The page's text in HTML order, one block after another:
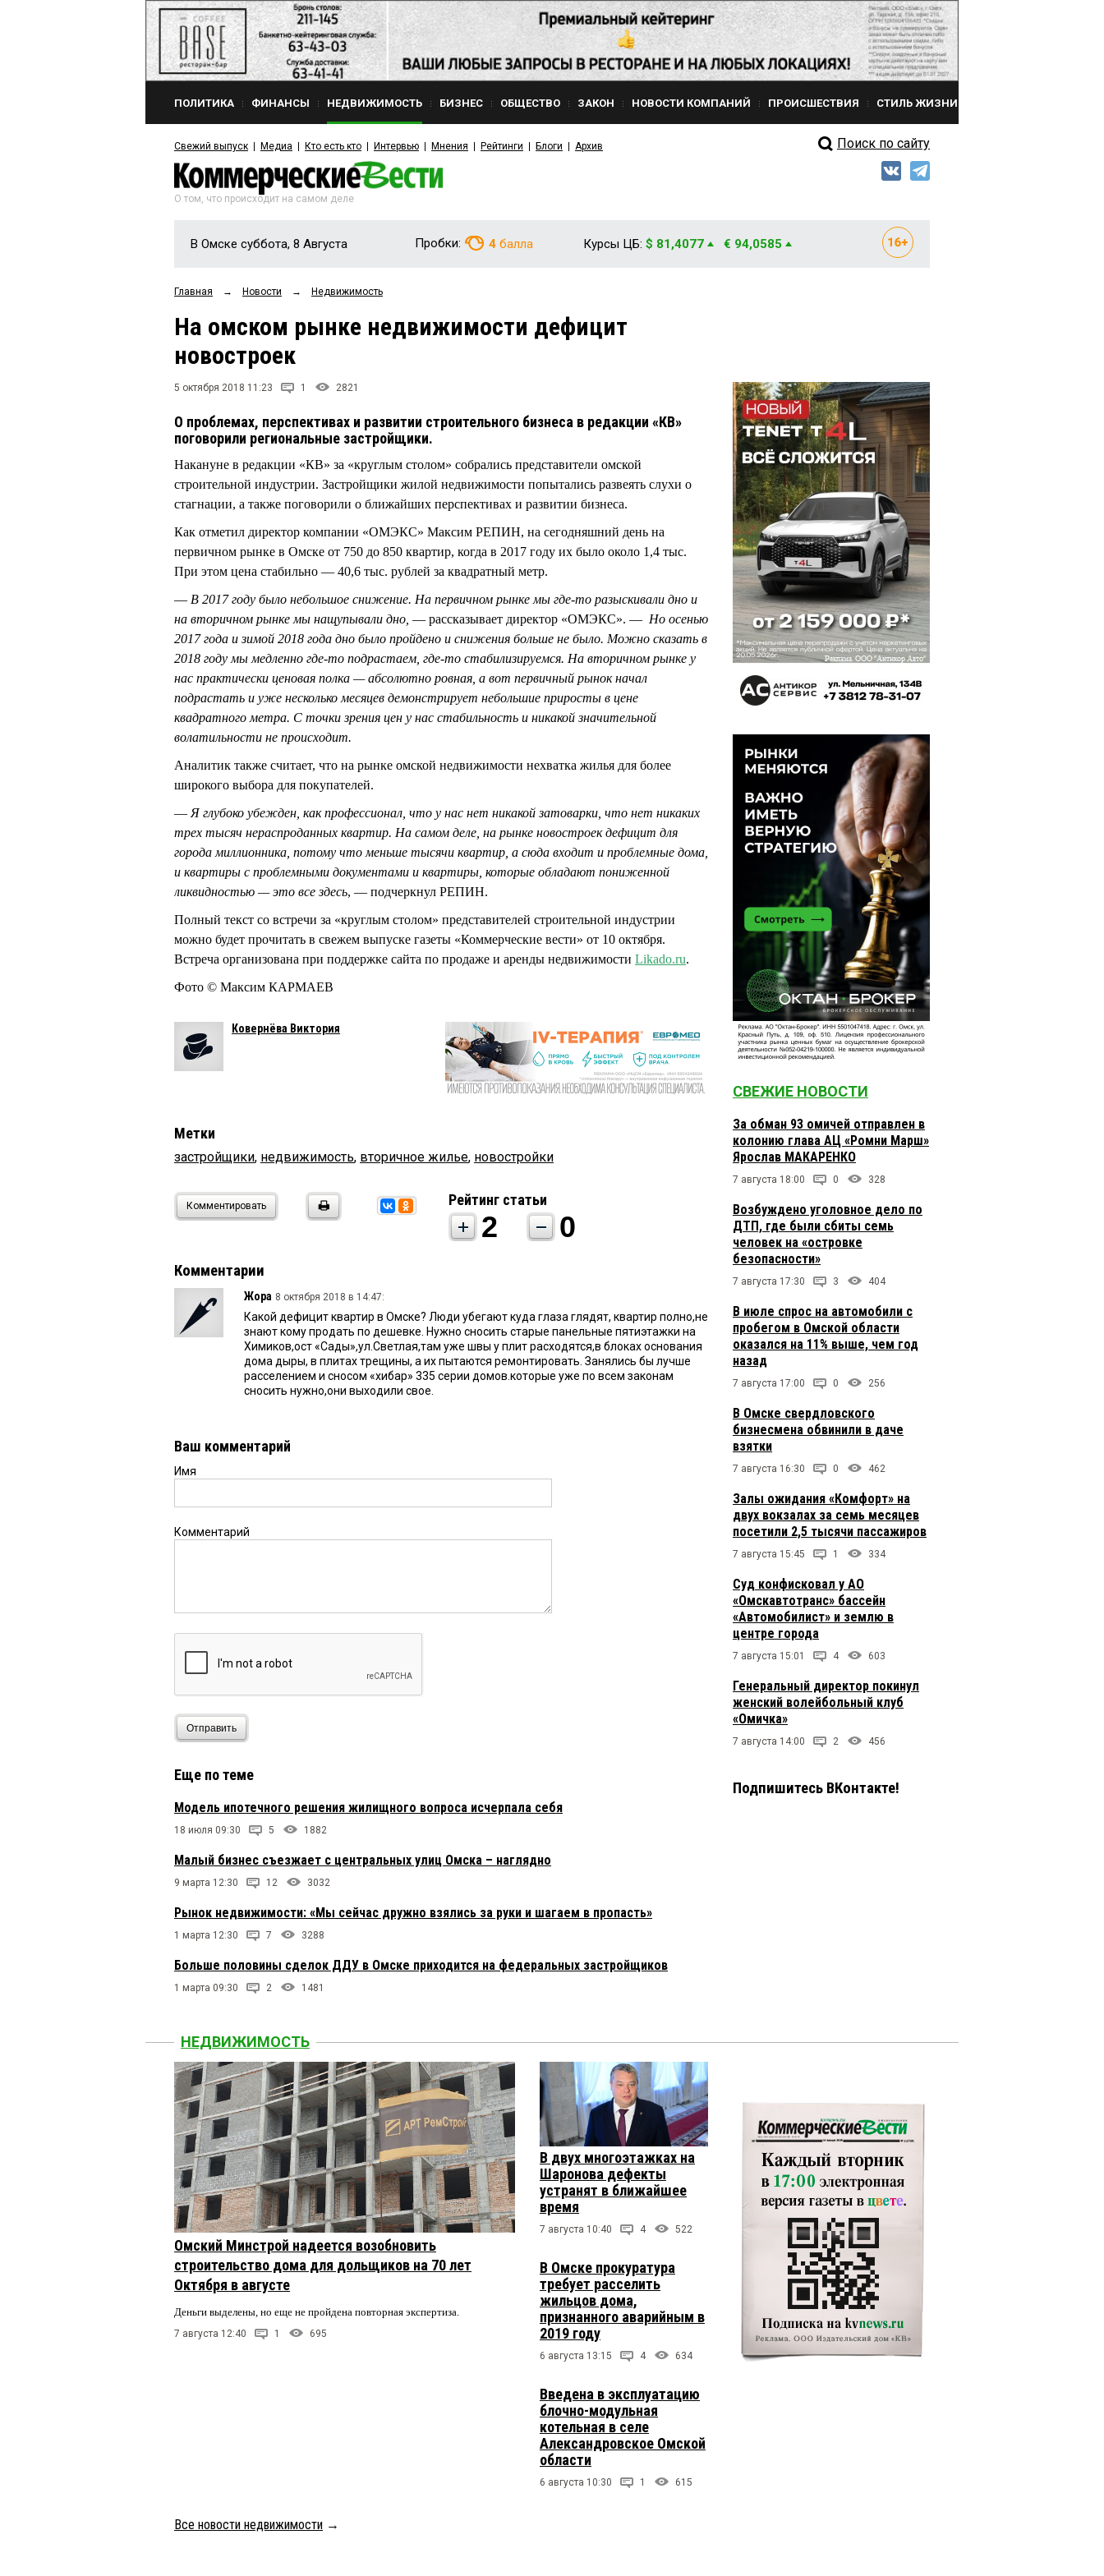
ПОЛИТИКА ФИНАНСЫ НЕДВИЖИМОСТЬ БИЗНЕС ОБЩЕСТВО ЗАКОН НОВОСТИ КОМПАНИЙ ПРОИСШЕСТВИЯ СТИЛЬ ЖИЗНИ
Свежий выпуск Медиа Кто есть кто Интервью Мнения Рейтинги Блоги Архив Поиск по сайту
О том, что происходит на самом деле
В Омске суббота, 8 Августа Пробки: 4 балла Курсы ЦБ: $ 81,4077 € 94,0585
Главная → Новости → Недвижимость
На омском рынке недвижимости дефицит
новостроек
5 октября 2018 11:23 1 2821
О проблемах, перспективах и развитии строительного бизнеса в редакции «КВ»
поговорили региональные застройщики.
Накануне в редакции «КВ» за «круглым столом» собрались представители омской
строительной индустрии. Застройщики жилой недвижимости попытались развеять слухи о
стагнации, а также поговорили о ближайших перспективах и развитии бизнеса.
Как отметил директор компании «ОМЭКС» Максим РЕПИН, на сегодняшний день на
первичном рынке в Омске от 750 до 850 квартир, когда в 2017 году их было около 1,4 тыс.
При этом цена стабильно — 40,6 тыс. рублей за квадратный метр.
— В 2017 году было небольшое снижение. На первичном рынке мы где-то разыскивали дно и
на вторичном рынке мы нащупывали дно, — рассказывает директор «ОМЭКС». — Но осенью
2017 года и зимой 2018 года дно было пройдено и снижения больше не было. Можно сказать в
2018 году мы медленно где-то подрастаем, где-то стабилизируемся. На вторичном рынке у
нас практически ценовая полка — абсолютно ровная, а вот первичный рынок начал
подрастать и уже несколько месяцев демонстрирует небольшие приросты в цене
квадратного метра. С точки зрения цен у нас стабильность и никакой значительной
волатильности не происходит.
Аналитик также считает, что на рынке омской недвижимости нехватка жилья для более
широкого выбора для покупателей.
— Я глубоко убежден, как профессионал, что у нас нет никакой затоварки, что нет никаких
трех тысяч нераспроданных квартир. На самом деле, на рынке новостроек дефицит для
города миллионника, потому что меньше тысячи квартир, а сюда входит и проблемные дома,
и квартиры с проблемными документами и квартиры, которые обладают пониженной
ликвидностью — это все здесь, — подчеркнул РЕПИН.
Полный текст со встречи за «круглым столом» представителей строительной индустрии
можно будет прочитать в свежем выпуске газеты «Коммерческие вести» от 10 октября.
Встреча организована при поддержке сайта по продаже и аренды недвижимости Likado.ru.
Фото © Максим КАРМАЕВ
Ковернёва Виктория
Метки
застройщики, недвижимость, вторичное жилье, новостройки
Комментировать Рейтинг статьи
2 0
Комментарии
Жора 8 октября 2018 в 14:47:
Какой дефицит квартир в Омске? Люди убегают куда глаза глядят, квартир полно,не
знают кому продать по дешевке. Нужно сносить старые панельные пятиэтажки на
Химиков,ост «Сады»,ул.Светлая,там уже швы у плит расходятся,в блоках основания
дома дыры, в плитах трещины, а их пытаются ремонтировать. Занялись бы лучше
расселением и сносом «хибар» 335 серии домов.которые уже по всем законам
сносить нужно,они выходили свое.
Ваш комментарий
Имя
Комментарий
Отправить
Еще по теме
Модель ипотечного решения жилищного вопроса исчерпала себя
18 июля 09:30 5 1882
Малый бизнес съезжает с центральных улиц Омска – наглядно
9 марта 12:30 12 3032
Рынок недвижимости: «Мы сейчас дружно взялись за руки и шагаем в пропасть»
1 марта 12:30 7 3288
Больше половины сделок ДДУ в Омске приходится на федеральных застройщиков
1 марта 09:30 2 1481
СВЕЖИЕ НОВОСТИ
За обман 93 омичей отправлен в
колонию глава АЦ «Ромни Марш»
Ярослав МАКАРЕНКО
7 августа 18:00 0 328
Возбуждено уголовное дело по
ДТП, где были сбиты семь
человек на «островке
безопасности»
7 августа 17:30 3 404
В июле спрос на автомобили с
пробегом в Омской области
оказался на 11% выше, чем год
назад
7 августа 17:00 0 256
В Омске свердловского
бизнесмена обвинили в даче
взятки
7 августа 16:30 0 462
Залы ожидания «Комфорт» на
двух вокзалах за семь месяцев
посетили 2,5 тысячи пассажиров
7 августа 15:45 1 334
Суд конфисковал у АО
«Омскавтотранс» бассейн
«Автомобилист» и землю в
центре города
7 августа 15:01 4 603
Генеральный директор покинул
женский волейбольный клуб
«Омичка»
7 августа 14:00 2 456
Подпишитесь ВКонтакте!
НЕДВИЖИМОСТЬ
Омский Минстрой надеется возобновить
строительство дома для дольщиков на 70 лет
Октября в августе
Деньги выделены, но еще не пройдена повторная экспертиза.
7 августа 12:40 1 695
В двух многоэтажках на
Шаронова дефекты
устранят в ближайшее
время
7 августа 10:40 4 522
В Омске прокуратура
требует расселить
жильцов дома,
признанного аварийным в
2019 году
6 августа 13:15 4 634
Введена в эксплуатацию
блочно-модульная
котельная в селе
Александровское Омской
области
6 августа 10:30 1 615
Все новости недвижимости →